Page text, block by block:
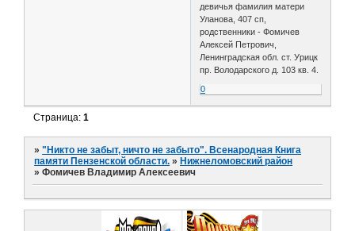
девичья фамилия матери
Уланова, 407 сп,
родственники - Фомичев
Алексей Петрович,
Ленинградская обл. ст. Урицк
пр. Володарского д. 103 кв. 4.
0
Страница:1
»"Никто не забыт, ничто не забыто". Всенародная Книга
памяти Пензенской области. » Нижнеломовский район
»Фомичев Владимир Алексеевич